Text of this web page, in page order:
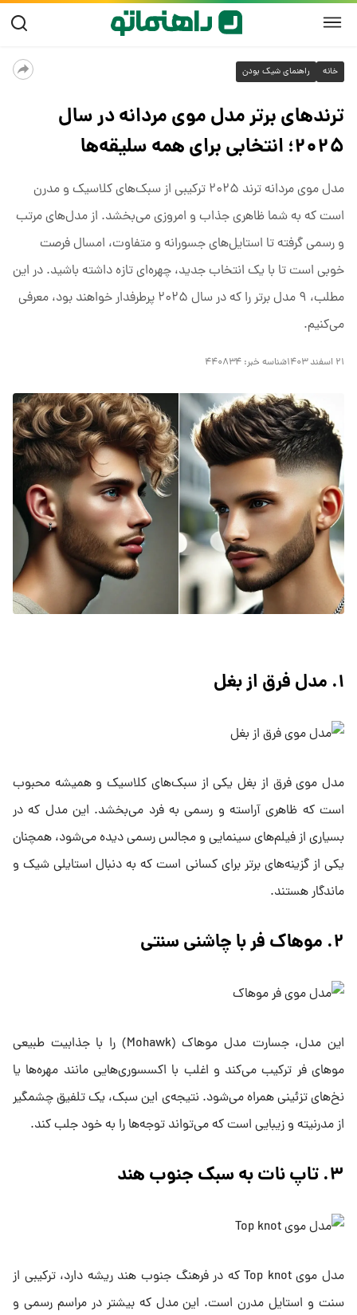
خانه راهنمای شیک بودن
ترندهای برتر مدل موی مردانه در سال
۲۰۲۵؛ انتخابی برای همه سلیقه‌ها
مدل موی مردانه ترند ۲۰۲۵ ترکیبی از سبک‌های کلاسیک و مدرن
است که به شما ظاهری جذاب و امروزی می‌بخشد. از مدل‌های مرتب
و رسمی گرفته تا استایل‌های جسورانه و متفاوت، امسال فرصت
خوبی است تا با یک انتخاب جدید، چهره‌ای تازه داشته باشید. در این
مطلب، ۹ مدل برتر را که در سال ۲۰۲۵ پرطرفدار خواهند بود، معرفی
می‌کنیم.
۲۱ اسفند ۱۴۰۳ شناسه خبر: ۴۴۰۸۳۴
۱. مدل فرق از بغل
مدل موی فرق از بغل یکی از سبک‌های کلاسیک و همیشه محبوب
است که ظاهری آراسته و رسمی به فرد می‌بخشد. این مدل که در
بسیاری از فیلم‌های سینمایی و مجالس رسمی دیده می‌شود، همچنان
یکی از گزینه‌های برتر برای کسانی است که به دنبال استایلی شیک و
ماندگار هستند.
۲. موهاک فر با چاشنی سنتی
این مدل، جسارت مدل موهاک (Mohawk) را با جذابیت طبیعی
موهای فر ترکیب می‌کند و اغلب با اکسسوری‌هایی مانند مهره‌ها یا
نخ‌های تزئینی همراه می‌شود. نتیجه‌ی این سبک، یک تلفیق چشمگیر
از مدرنیته و زیبایی است که می‌تواند توجه‌ها را به خود جلب کند.
۳. تاپ‌ نات به سبک جنوب هند
مدل موی Top knot که در فرهنگ جنوب هند ریشه دارد، ترکیبی از
سنت و استایل مدرن است. این مدل که بیشتر در مراسم رسمی و